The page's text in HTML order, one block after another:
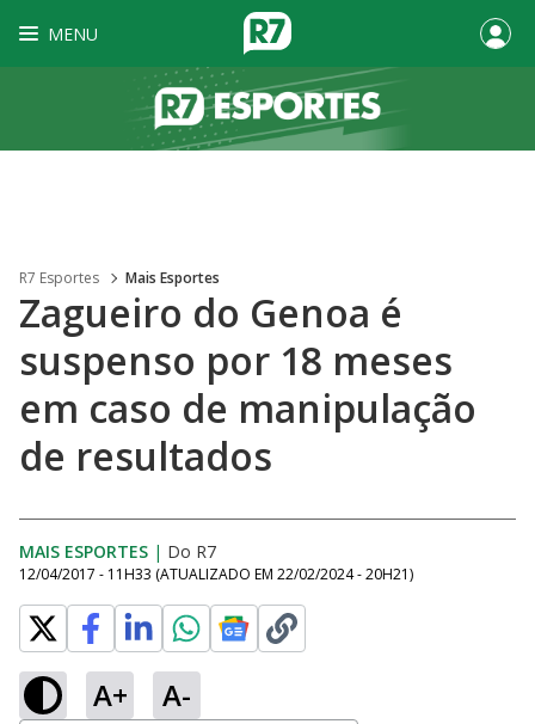
MENU
R7 Esportes Mais Esportes
Zagueiro do Genoa é
suspenso por 18 meses
em caso de manipulação
de resultados
MAIS ESPORTES | Do R7
12/04/2017 - 11H33 (ATUALIZADO EM 22/02/2024 - 20H21)
A+ A-